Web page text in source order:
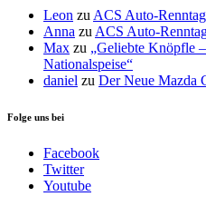
Leon zuACS Auto-
Anna zuACS Auto-
Max zu „Geliebte Knöpfle
Nationalspeise“
daniel zu Der Neue Mazda
Folge uns bei
Facebook
Twitter
Youtube